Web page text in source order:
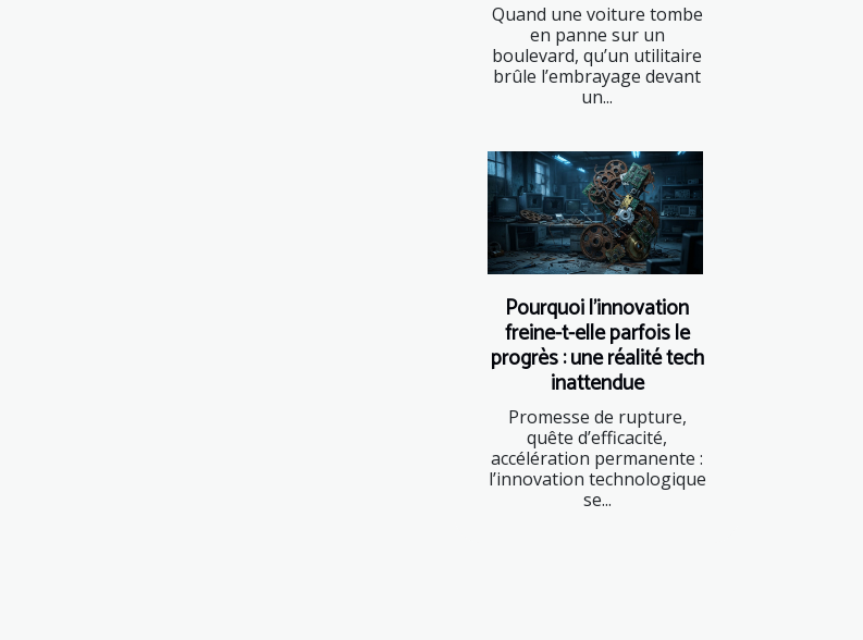
Quand une voiture tombe
en panne sur un
boulevard, qu’un utilitaire
brûle l’embrayage devant
un...
Pourquoi l’innovation
freine-t-elle parfois le
progrès : une réalité tech
inattendue
Promesse de rupture,
quête d’efficacité,
accélération permanente :
l’innovation technologique
se...